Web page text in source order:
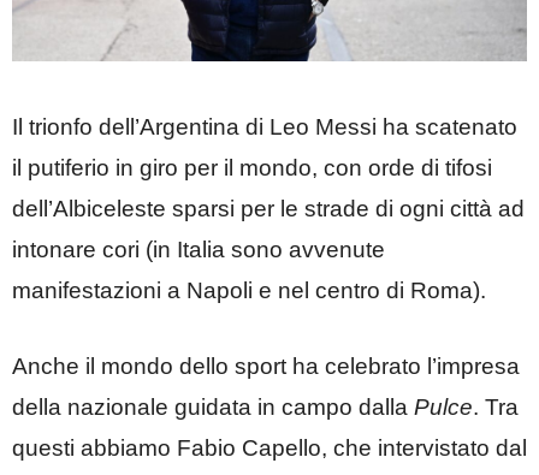
Il trionfo dell’Argentina di Leo Messi ha scatenato
il putiferio in giro per il mondo, con orde di tifosi
dell’Albiceleste sparsi per le strade di ogni città ad
intonare cori (in Italia sono avvenute
manifestazioni a Napoli e nel centro di Roma).
Anche il mondo dello sport ha celebrato l’impresa
della nazionale guidata in campo dalla Pulce. Tra
questi abbiamo Fabio Capello, che intervistato dal